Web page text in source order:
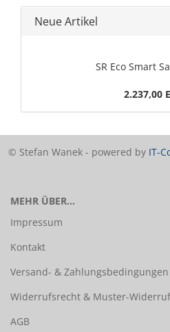
Neue Artikel
SR Eco Smart
2.237,00
© Stefan Wanek - powered by IT-
MEHR ÜBER...
Impressum
Kontakt
Versand- & Zahlungsbedingungen
Widerrufsrecht & Muster-
AGB